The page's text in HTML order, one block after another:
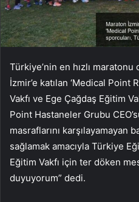
Türkiye’nin en hızlı maratonu
İzmir’e katılan ‘Medical Point
Vakfı ve Ege Çağdaş Eğitim
Point Hastaneler Grubu
masraflarını karşılayamayan
sağlamak amacıyla Türkiye
Eğitim Vakfı için ter döken
duyuyorum” dedi.